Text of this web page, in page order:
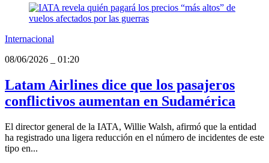
Internacional
08/06/2026
01:20
Latam Airlines dice que los pasajeros
conflictivos aumentan en Sudamérica
El director general de la IATA, Willie Walsh, afirmó que la entidad
ha registrado una ligera reducción en el número de incidentes de este
tipo en...